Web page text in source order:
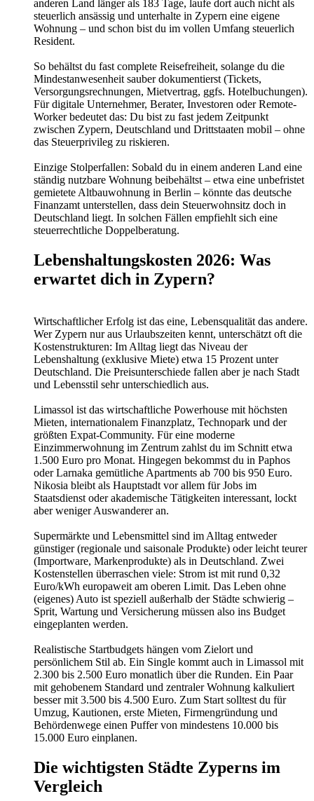
anderen Land länger als 183 Tage, laufe dort auch nicht als
steuerlich ansässig und unterhalte in Zypern eine eigene
Wohnung – und schon bist du im vollen Umfang steuerlich
Resident.
So behältst du fast complete Reisefreiheit, solange du die
Mindestanwesenheit sauber dokumentierst (Tickets,
Versorgungsrechnungen, Mietvertrag, ggfs. Hotelbuchungen).
Für digitale Unternehmer, Berater, Investoren oder Remote-
Worker bedeutet das: Du bist zu fast jedem Zeitpunkt
zwischen Zypern, Deutschland und Drittstaaten mobil – ohne
das Steuerprivileg zu riskieren.
Einzige Stolperfallen: Sobald du in einem anderen Land eine
ständig nutzbare Wohnung beibehältst – etwa eine unbefristet
gemietete Altbauwohnung in Berlin – könnte das deutsche
Finanzamt unterstellen, dass dein Steuerwohnsitz doch in
Deutschland liegt. In solchen Fällen empfiehlt sich eine
steuerrechtliche Doppelberatung.
Lebenshaltungskosten 2026: Was
erwartet dich in Zypern?
Wirtschaftlicher Erfolg ist das eine, Lebensqualität das andere.
Wer Zypern nur aus Urlaubszeiten kennt, unterschätzt oft die
Kostenstrukturen: Im Alltag liegt das Niveau der
Lebenshaltung (exklusive Miete) etwa 15 Prozent unter
Deutschland. Die Preisunterschiede fallen aber je nach Stadt
und Lebensstil sehr unterschiedlich aus.
Limassol ist das wirtschaftliche Powerhouse mit höchsten
Mieten, internationalem Finanzplatz, Technopark und der
größten Expat-Community. Für eine moderne
Einzimmerwohnung im Zentrum zahlst du im Schnitt etwa
1.500 Euro pro Monat. Hingegen bekommst du in Paphos
oder Larnaka gemütliche Apartments ab 700 bis 950 Euro.
Nikosia bleibt als Hauptstadt vor allem für Jobs im
Staatsdienst oder akademische Tätigkeiten interessant, lockt
aber weniger Auswanderer an.
Supermärkte und Lebensmittel sind im Alltag entweder
günstiger (regionale und saisonale Produkte) oder leicht teurer
(Importware, Markenprodukte) als in Deutschland. Zwei
Kostenstellen überraschen viele: Strom ist mit rund 0,32
Euro/kWh europaweit am oberen Limit. Das Leben ohne
(eigenes) Auto ist speziell außerhalb der Städte schwierig –
Sprit, Wartung und Versicherung müssen also ins Budget
eingeplanten werden.
Realistische Startbudgets hängen vom Zielort und
persönlichem Stil ab. Ein Single kommt auch in Limassol mit
2.300 bis 2.500 Euro monatlich über die Runden. Ein Paar
mit gehobenem Standard und zentraler Wohnung kalkuliert
besser mit 3.500 bis 4.500 Euro. Zum Start solltest du für
Umzug, Kautionen, erste Mieten, Firmengründung und
Behördenwege einen Puffer von mindestens 10.000 bis
15.000 Euro einplanen.
Die wichtigsten Städte Zyperns im
Vergleich